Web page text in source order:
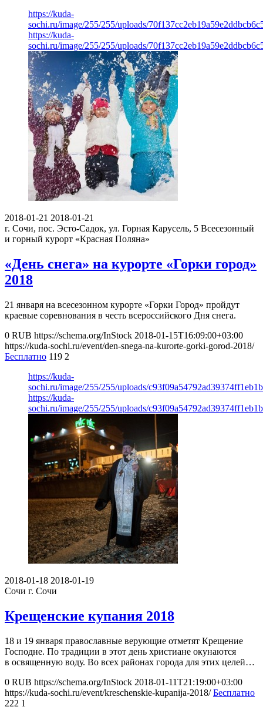
https://kuda-
sochi.ru/image/255/255/uploads/
https://kuda-
sochi.ru/image/255/255/uploads/
2018-01-21 2018-01-21
г. Сочи, пос. Эсто-Садок, ул. Горная Карусель, 5 Всесезонный
и горный курорт «Красная Поляна»
«День снега» на курорте «Горки город»
2018
21 января на всесезонном курорте «Горки Город» пройдут
краевые соревнования в честь всероссийского Дня снега.
0 RUB https://schema.org/InStock 2018-01-15T16:09:00+03:00
https://kuda-sochi.ru/event/den-snega-na-kurorte-gorki-gorod-2018/
Бесплатно 119 2
https://kuda-
sochi.ru/image/255/255/uploads/
https://kuda-
sochi.ru/image/255/255/uploads/
2018-01-18 2018-01-19
Сочи г. Сочи
Крещенские купания 2018
18 и 19 января православные верующие отметят Крещение
Господне. По традиции в этот день христиане окунаются
в освященную воду. Во всех районах города для этих целей…
0 RUB https://schema.org/InStock 2018-01-11T21:19:00+03:00
https://kuda-sochi.ru/event/kreschenskie-kupanija-2018/ Бесплатно
222 1